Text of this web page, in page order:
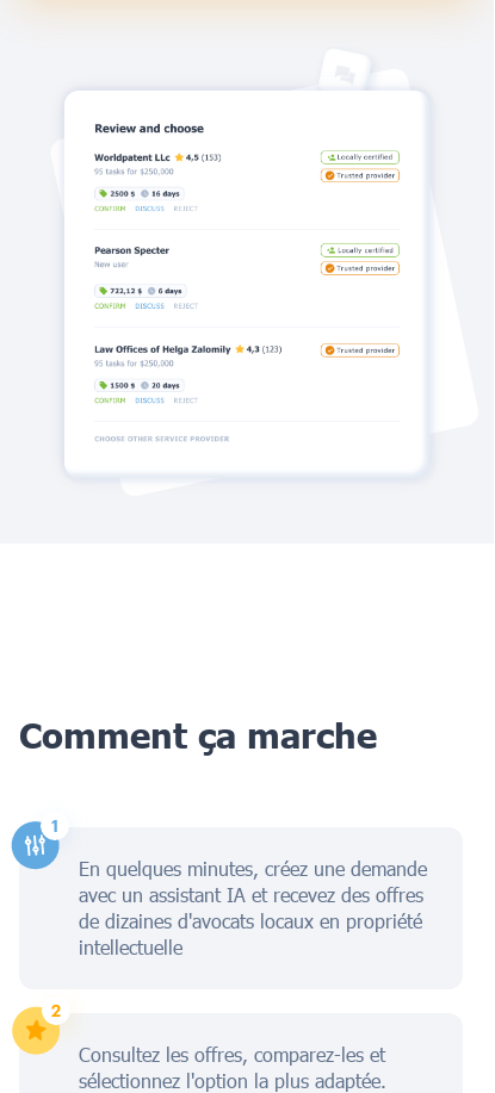
Comment ça marche
En quelques minutes, créez une demande
avec un assistant IA et recevez des offres
de dizaines d'avocats locaux en propriété
intellectuelle
Consultez les offres, comparez-les et
sélectionnez l'option la plus adaptée.